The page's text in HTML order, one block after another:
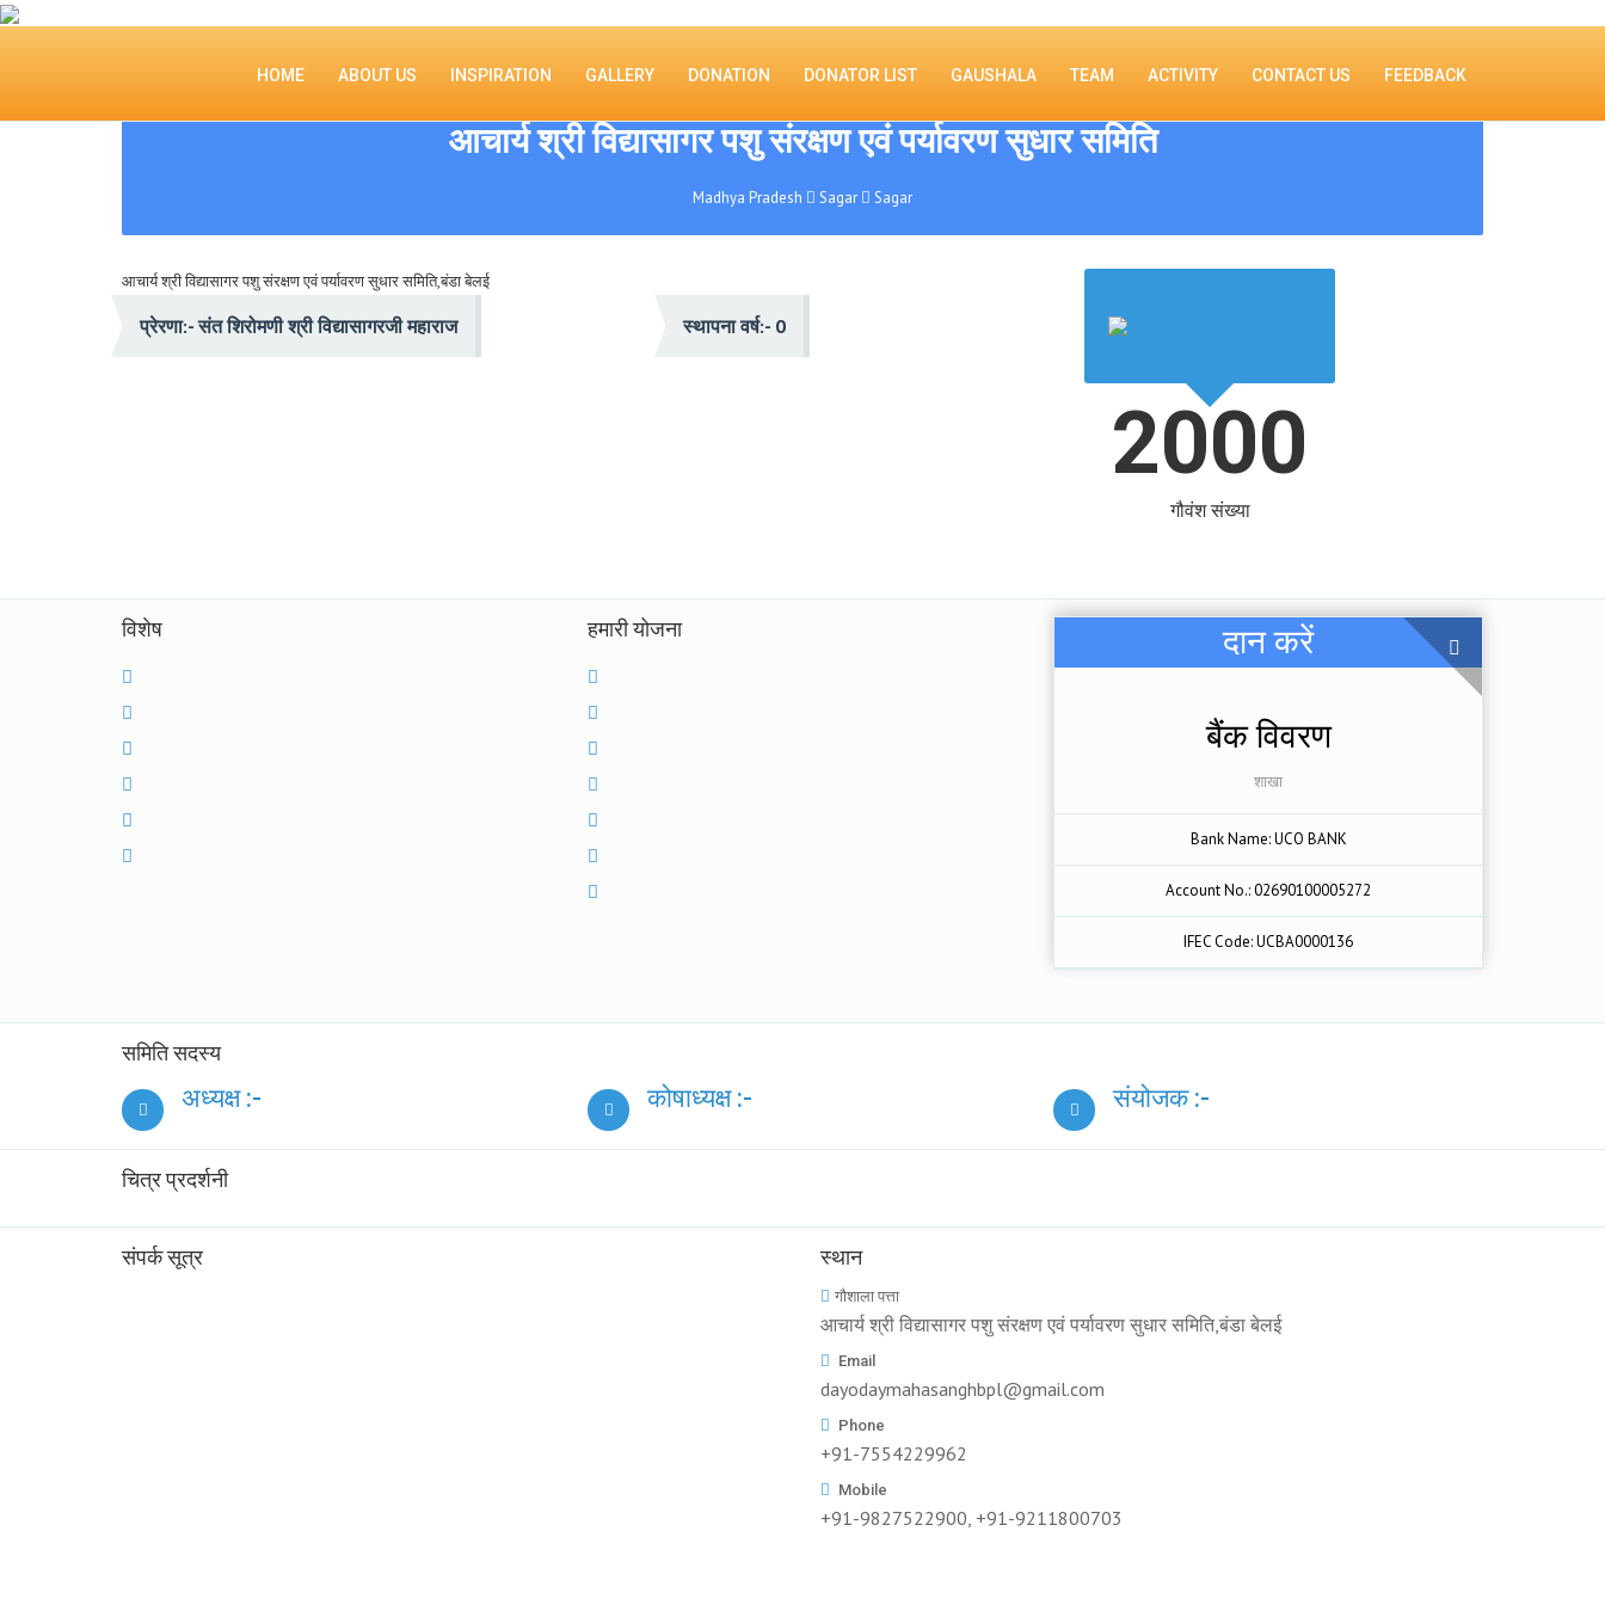
HOME ABOUT US INSPIRATION GALLERY DONATION DONATOR LIST GAUSHALA TEAM ACTIVITY CONTACT US FEEDBACK
आचार्य श्री विद्यासागर पशु संरक्षण एवं पर्यावरण सुधार समिति
Madhya Pradesh Sagar Sagar
आचार्य श्री विद्यासागर पशु संरक्षण एवं पर्यावरण सुधार समिति,बंडा बेलई
प्रेरणा:- संत शिरोमणी श्री विद्यासागरजी महाराज स्थापना वर्ष:- 0
2000
गौवंश संख्या
विशेष हमारी योजना दान करें
बैंक विवरण
शाखा
Bank Name: UCO BANK
Account No.: 02690100005272
IFEC Code: UCBA0000136
समिति सदस्य
अध्यक्ष :- कोषाध्यक्ष :- संयोजक :-
चित्र प्रदर्शनी
संपर्क सूत्र स्थान
गौशाला पत्ता
आचार्य श्री विद्यासागर पशु संरक्षण एवं पर्यावरण सुधार समिति,बंडा बेलई
Email
dayodaymahasanghbpl@gmail.com
Phone
+91-7554229962
Mobile
+91-9827522900, +91-9211800703